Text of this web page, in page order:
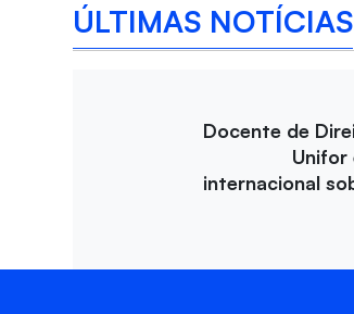
ÚLTIMAS NOTÍCIAS
Docente de
Unifor
internacional